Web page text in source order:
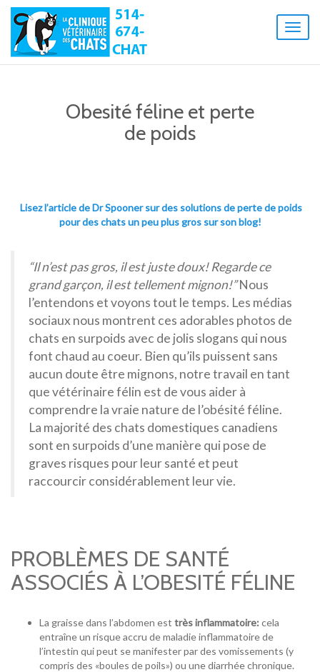
Obesité féline et perte
de poids
Lisez l’article de Dr Spooner sur des solutions de perte de poids
pour des chats un peu plus gros sur son blog!
“Il n’est pas gros, il est juste doux! Regarde ce
grand garçon, il est tellement mignon!”Nous
l’entendons et voyons tout le temps. Les médias
sociaux nous montrent ces adorables photos de
chats en surpoids avec de jolis slogans qui nous
font chaud au coeur. Bien qu’ils puissent sans
aucun doute être mignons, notre travail en tant
que vétérinaire félin est de vous aider à
comprendre la vraie nature de l’obésité féline.
La majorité des chats domestiques canadiens
sont en surpoids d’une manière qui pose de
graves risques pour leur santé et peut
raccourcir considérablement leur vie.
PROBLÈMES DE SANTÉ
ASSOCIÉS À L’OBESITÉ FÉLINE
La graisse dans l’abdomen est très inflammatoire: cela
entraîne un risque accru de maladie inflammatoire de
l’intestin qui peut se manifester par des vomissements (y
compris des «boules de poils») ou une diarrhée chronique.